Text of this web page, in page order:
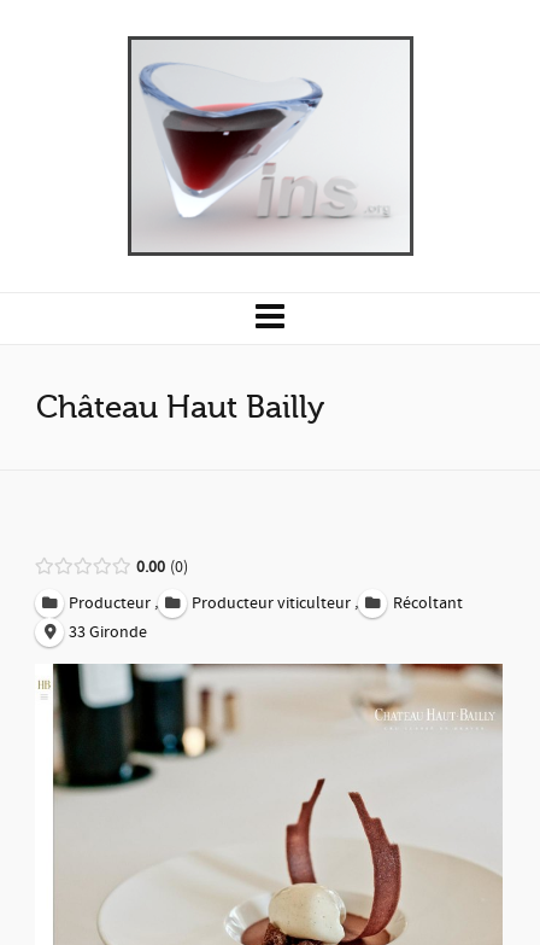
Château Haut Bailly
0.00 0
Producteur , Producteur viticulteur ,
Récoltant
33 Gironde